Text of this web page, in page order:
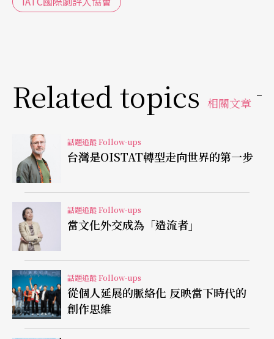
營，實體雜誌自2017年5月開始出刊，每期會介紹3
個作品，每個作品都會有兩篇評論，以期提供不同
的觀點。網路平台的部分，則是自去年11月開始運
作，每月會選擇一、兩個作品發表不只一篇的評
論，一樣也是為了能夠呈現出多元的觀點，讓讀者
能汲取到不同的想法。
不過，經營《紙背》對山﨑健太來說並不容易，實
體雜誌的成本主要由他自費負擔，網路媒體的經費
則依賴於一些補助。但日本並沒有針對藝術評論人
的直接補助，對年輕世代的評論人來說，觀看演出
將會迫使他們面臨極大的經濟壓力。即使能申請到
Related topics 相關文章
話題追蹤 Follow-ups
台灣是OISTAT轉型走向世界的第一步
話題追蹤 Follow-ups
當文化外交成為「造流者」
話題追蹤 Follow-ups
從個人延展的脈絡化 反映當下時代的
創作思維